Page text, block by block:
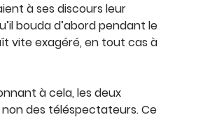
à ses discours leur
bouda d’abord pendant le
vite exagéré, en tout cas à
à cela, les deux
des téléspectateurs. Ce